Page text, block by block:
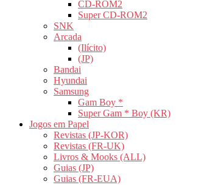
CD-ROM2
Super CD-ROM2
SNK
Arcada
(Ilícito)
(JP)
Bandai
Hyundai
Samsung
Gam Boy *
Super Gam * Boy (KR)
Jogos em Papel
Revistas (JP-KOR)
Revistas (FR-UK)
Livros & Mooks (ALL)
Guias (JP)
Guias (FR-EUA)